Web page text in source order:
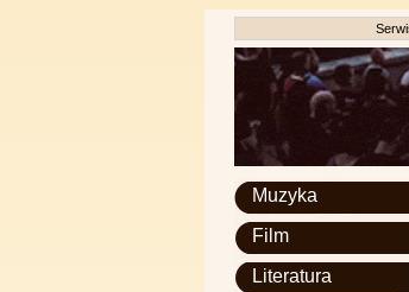
Muzyka
Film
Literatura